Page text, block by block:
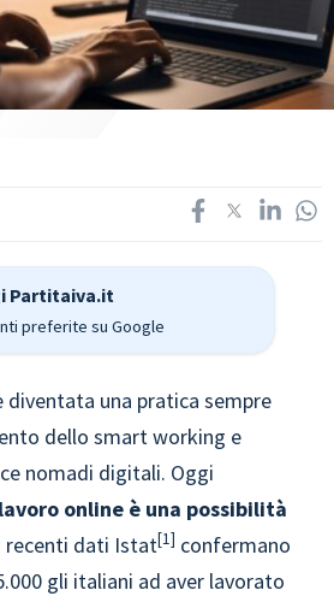
Partitaiva.it
preferite su Google
diventata una pratica sempre
dello smart working e
nomadi digitali. Oggi
online è una possibilità
recenti dati Istat 1 confermano
gli italiani ad aver lavorato